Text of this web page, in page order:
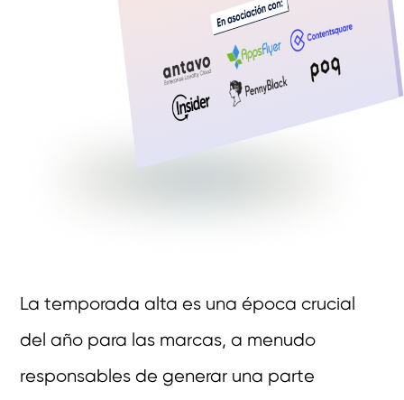
La temporada alta es una época crucial
del año para las marcas, a menudo
responsables de generar una parte